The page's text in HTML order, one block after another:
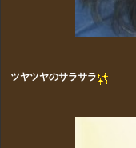
ツヤツヤのサラサラ